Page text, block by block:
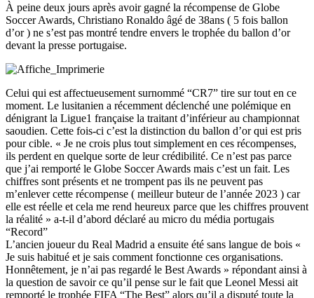
À peine deux jours après avoir gagné la récompense de Globe
Soccer Awards, Christiano Ronaldo âgé de 38ans ( 5 fois ballon
d’or ) ne s’est pas montré tendre envers le trophée du ballon d’or
devant la presse portugaise.
Celui qui est affectueusement surnommé “CR7” tire sur tout en ce
moment. Le lusitanien a récemment déclenché une polémique en
dénigrant la Ligue1 française la traitant d’inférieur au championnat
saoudien. Cette fois-ci c’est la distinction du ballon d’or qui est pris
pour cible. « Je ne crois plus tout simplement en ces récompenses,
ils perdent en quelque sorte de leur crédibilité. Ce n’est pas parce
que j’ai remporté le Globe Soccer Awards mais c’est un fait. Les
chiffres sont présents et ne trompent pas ils ne peuvent pas
m’enlever cette récompense ( meilleur buteur de l’année 2023 ) car
elle est réelle et cela me rend heureux parce que les chiffres prouvent
la réalité » a-t-il d’abord déclaré au micro du média portugais
“Record”
L’ancien joueur du Real Madrid a ensuite été sans langue de bois «
Je suis habitué et je sais comment fonctionne ces organisations.
Honnêtement, je n’ai pas regardé le Best Awards » répondant ainsi à
la question de savoir ce qu’il pense sur le fait que Leonel Messi ait
remporté le trophée FIFA “The Best” alors qu’il a disputé toute la